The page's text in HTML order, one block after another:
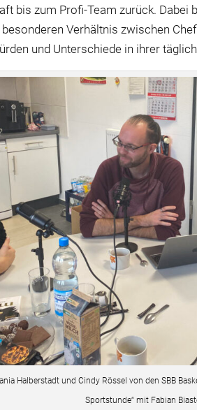
bis zum Profi-Team zurück. Dabei
Verhältnis zwischen
und Unterschiede in ihrer
Halberstadt und Cindy Rössel von den SBB
Sportstunde“ mit Fabian